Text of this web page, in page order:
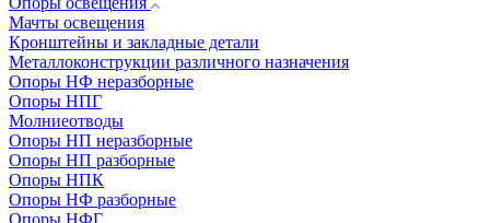
Мачты освещения
Кронштейны и закладные детали
Металлоконструкции различного назначения
Опоры НФ неразборные
Опоры НПГ
Молниеотводы
Опоры НП неразборные
Опоры НП разборные
Опоры НПК
Опоры НФ разборные
Опоры НФГ